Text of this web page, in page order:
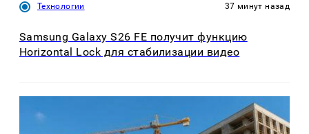
Технологии 37 минут назад
Samsung Galaxy S26 FE получит функцию
Horizontal Lock для стабилизации видео